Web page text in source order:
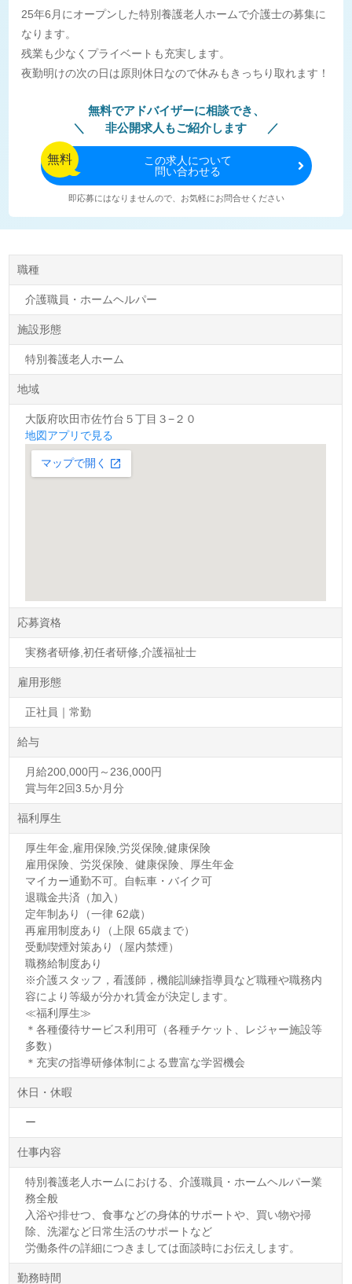
25年6月にオープンした特別養護老人ホームで介護士の募集に
なります。
残業も少なくプライベートも充実します。
夜勤明けの次の日は原則休日なので休みもきっちり取れます！
無料でアドバイザーに相談でき、
非公開求人もご紹介します
無料 この求人について
問い合わせる
即応募にはなりませんので、お気軽にお問合せください
職種
介護職員・ホームヘルパー
施設形態
特別養護老人ホーム
地域
大阪府吹田市佐竹台５丁目３−２０
地図アプリで見る
応募資格
実務者研修,初任者研修,介護福祉士
雇用形態
正社員｜常勤
給与
月給200,000円～236,000円
賞与年2回3.5か月分
福利厚生
厚生年金,雇用保険,労災保険,健康保険
雇用保険、労災保険、健康保険、厚生年金
マイカー通勤不可。自転車・バイク可
退職金共済（加入）
定年制あり（一律 62歳）
再雇用制度あり（上限 65歳まで）
受動喫煙対策あり（屋内禁煙）
職務給制度あり
※介護スタッフ，看護師，機能訓練指導員など職種や職務内
容により等級が分かれ賃金が決定します。
≪福利厚生≫
＊各種優待サービス利用可（各種チケット、レジャー施設等
多数）
＊充実の指導研修体制による豊富な学習機会
休日・休暇
ー
仕事内容
特別養護老人ホームにおける、介護職員・ホームヘルパー業
務全般
入浴や排せつ、食事などの身体的サポートや、買い物や掃
除、洗濯など日常生活のサポートなど
労働条件の詳細につきましては面談時にお伝えします。
勤務時間